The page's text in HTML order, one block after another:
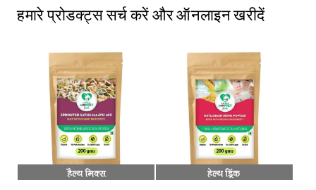
हमारे प्रोडक्ट्स सर्च करें और ऑनलाइन खरीदें